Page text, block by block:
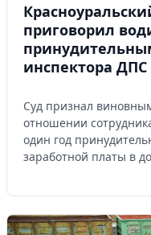
приговорил
инспектора ДПС
Суд признал
отношении
один год
заработной платы в